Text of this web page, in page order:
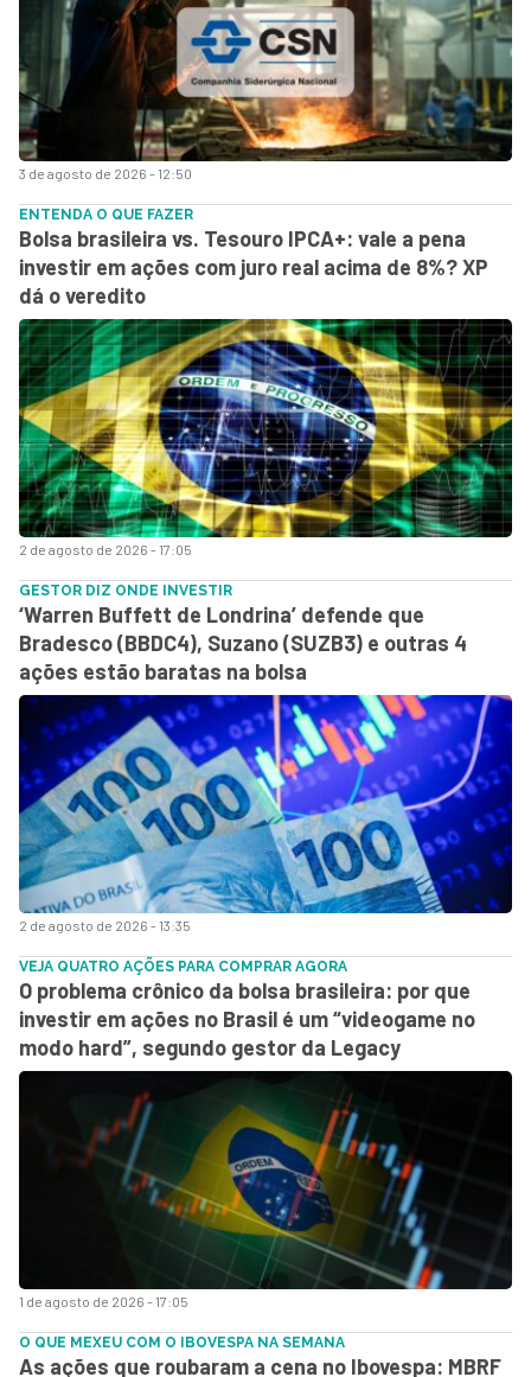
3 de agosto de 2026 - 12:50
2 de agosto de 2026 - 17:05
ENTENDA O QUE FAZER
Bolsa brasileira vs. Tesouro IPCA+: vale a pena
investir em ações com juro real acima de 8%? XP
dá o veredito
2 de agosto de 2026 - 13:35
GESTOR DIZ ONDE INVESTIR
‘Warren Buffett de Londrina’ defende que
Bradesco (BBDC4), Suzano (SUZB3) e outras 4
ações estão baratas na bolsa
1 de agosto de 2026 - 17:05
VEJA QUATRO AÇÕES PARA COMPRAR AGORA
O problema crônico da bolsa brasileira: por que
investir em ações no Brasil é um “videogame no
modo hard”, segundo gestor da Legacy
O QUE MEXEU COM O IBOVESPA NA SEMANA
As ações que roubaram a cena no Ibovespa: MBRF